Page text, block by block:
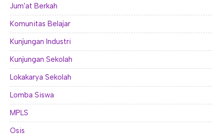
Jum'at Berkah
Komunitas Belajar
Kunjungan Industri
Kunjungan Sekolah
Lokakarya Sekolah
Lomba Siswa
MPLS
Osis